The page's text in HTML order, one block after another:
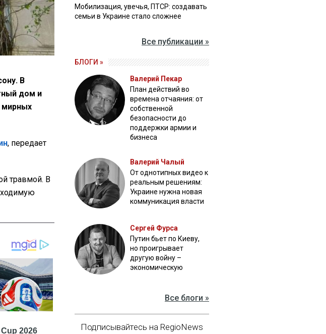
В
дом и
мирных
, передает
травмой. В
Мобилизация, увечья, ПТСР: создавать
семьи в Украине стало сложнее
Все публикации »
БЛОГИ »
Валерий Пекар
План действий во
времена отчаяния: от
собственной
безопасности до
поддержки армии и
бизнеса
Валерий Чалый
От однотипных видео к
реальным решениям:
Украине нужна новая
коммуникация власти
Сергей Фурса
Путин бьет по Киеву,
но проигрывает
другую войну –
экономическую
Все блоги »
Подписывайтесь на RegioNews